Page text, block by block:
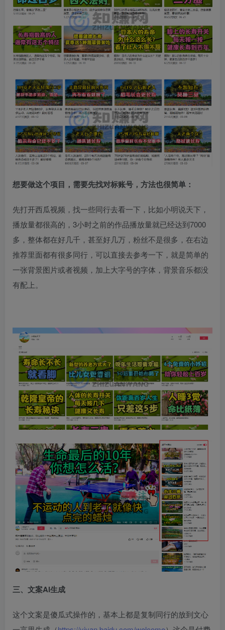
想要做这个项目，需要先找对标账号，方法也很简单：
先打开西瓜视频，找一些同行去看一下，比如小明说天下，
播放量都很高的，3小时之前的作品播放量就已经达到7000
多，整体都在好几千，甚至好几万，粉丝不是很多，在右边
推荐里面都有很多同行，可以直接去参考一下，就是简单的
一张背景图片或者视频，加上大字号的字体，背景音乐都没
有配上。​
​三、文案AI生成​
这个文案是傻瓜式操作的，基本上都是复制同行的放到文心